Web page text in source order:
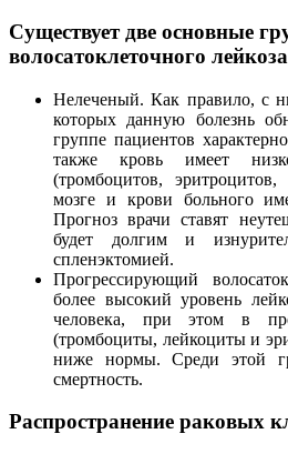
Существует две основные
волосатоклеточного
Нелеченый. Как правило, с
которых данную болезнь
группе пациентов
также кровь имеет
(тромбоцитов,
мозге и крови больного
Прогноз врачи ставят
будет долгим и
спленэктомией.
Прогрессирующий
более высокий уровень
человека, при этом в
(тромбоциты, лейкоциты и
ниже нормы. Среди этой
смертность.
Распространение раковых